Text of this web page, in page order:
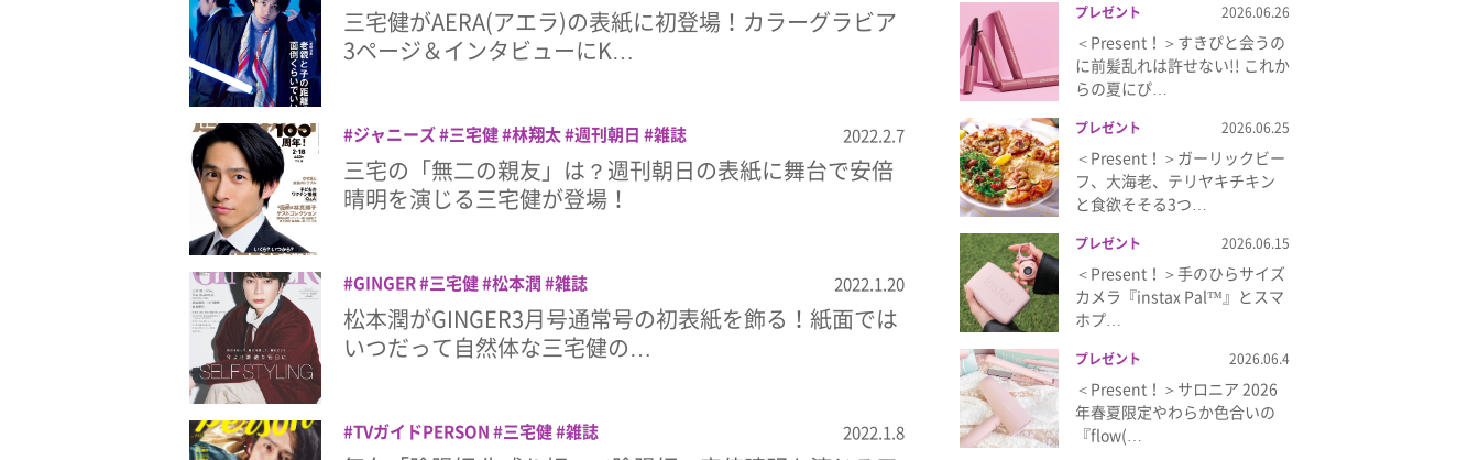
三宅健がAERA(アエラ)の表紙に初登場！カラーグラビア
3ページ＆インタビューにK…
ジャニーズ 三宅健 林翔太 週刊朝日 雑誌 2022.2.7
三宅の「無二の親友」は？週刊朝日の表紙に舞台で安倍
晴明を演じる三宅健が登場！
GINGER 三宅健 松本潤 雑誌 2022.1.20
松本潤がGINGER3月号通常号の初表紙を飾る！紙面では
いつだって自然体な三宅健の…
TVガイドPERSON 三宅健 雑誌 2022.1.8
プレゼント 2026.06.26
＜Present！＞すきぴと会うの
に前髪乱れは許せない!! これか
らの夏にぴ…
プレゼント 2026.06.25
＜Present！＞ガーリックビー
フ、大海老、テリヤキチキン
と食欲そそる3つ…
プレゼント 2026.06.15
＜Present！＞手のひらサイズ
カメラ『instax Pal™』とスマ
ホプ…
プレゼント 2026.06.4
＜Present！＞サロニア 2026
年春夏限定やわらか色合いの
『flow(…